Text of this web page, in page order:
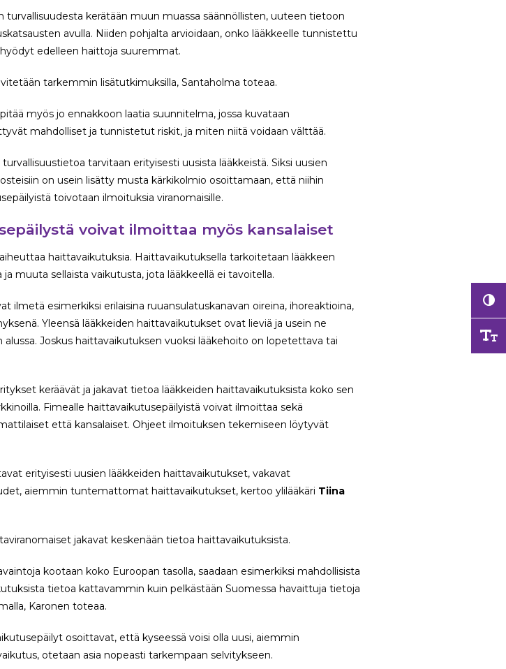
turvallisuudesta kerätään muun muassa säännöllisten, uuteen tietoon
avulla. Niiden pohjalta arvioidaan, onko lääkkeelle tunnistettu
edelleen haittoja suuremmat.
tarkemmin lisätutkimuksilla, Santaholma toteaa.
myös jo ennakkoon laatia suunnitelma, jossa kuvataan
mahdolliset ja tunnistetut riskit, ja miten niitä voidaan välttää.
tarvitaan erityisesti uusista lääkkeistä. Siksi uusien
on usein lisätty musta kärkikolmio osoittamaan, että niihin
toivotaan ilmoituksia viranomaisille.
voivat ilmoittaa myös kansalaiset
haittavaikutuksia. Haittavaikutuksella tarkoitetaan lääkkeen
muuta sellaista vaikutusta, jota lääkkeellä ei tavoitella.
ilmetä esimerkiksi erilaisina ruuansulatuskanavan oireina, ihoreaktioina,
Yleensä lääkkeiden haittavaikutukset ovat lieviä ja usein ne
Joskus haittavaikutuksen vuoksi lääkehoito on lopetettava tai
keräävät ja jakavat tietoa lääkkeiden haittavaikutuksista koko sen
Fimealle haittavaikutusepäilyistä voivat ilmoittaa sekä
että kansalaiset. Ohjeet ilmoituksen tekemiseen löytyvät
erityisesti uusien lääkkeiden haittavaikutukset, vakavat
aiemmin tuntemattomat haittavaikutukset, kertoo ylilääkäri Tiina
jakavat keskenään tietoa haittavaikutuksista.
kootaan koko Euroopan tasolla, saadaan esimerkiksi mahdollisista
tietoa kattavammin kuin pelkästään Suomessa havaittuja tietoja
Karonen toteaa.
osoittavat, että kyseessä voisi olla uusi, aiemmin
otetaan asia nopeasti tarkempaan selvitykseen.